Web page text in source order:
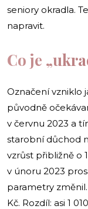
seniory okradla.
napravit.
Co je
Označení vzniklo
původně
v červnu 2023 a
starobní důchod
vzrůst přibližně o
v únoru 2023
parametry
Kč. Rozdíl: asi 1